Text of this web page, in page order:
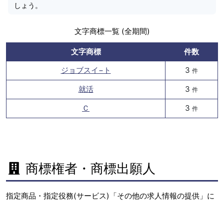
しょう。
文字商標一覧 (全期間)
文字商標
件数
ジョブスイ−ト
3 件
就活 3 件
Ｃ 3 件
商標権者・商標出願人
指定商品・指定役務(サービス)「その他の求人情報の提供」に